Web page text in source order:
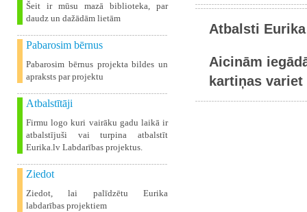
Šeit ir mūsu mazā biblioteka, par
daudz un dažādām lietām
Pabarosim bērnus
Pabarosim bērnus projekta bildes un
apraksts par projektu
Atbalstītāji
Firmu logo kuri vairāku gadu laikā ir
atbalstījuši vai turpina atbalstīt
Eurika.lv Labdarības projektus.
Ziedot
Ziedot, lai palīdzētu Eurika
labdarības projektiem
Atbalsti
Aicinām
kartiņas variet